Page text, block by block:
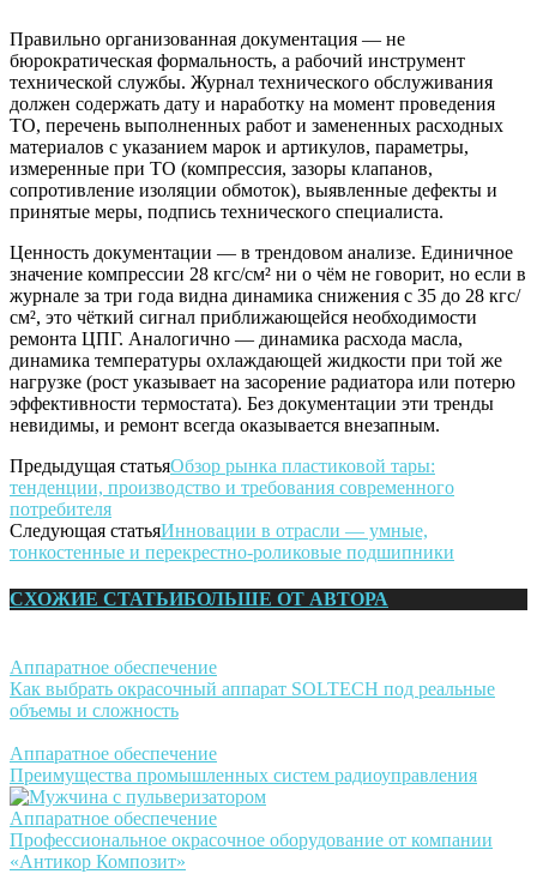
Правильно организованная документация — не
бюрократическая формальность, а рабочий инструмент
технической службы. Журнал технического обслуживания
должен содержать дату и наработку на момент проведения
ТО, перечень выполненных работ и замененных расходных
материалов с указанием марок и артикулов, параметры,
измеренные при ТО (компрессия, зазоры клапанов,
сопротивление изоляции обмоток), выявленные дефекты и
принятые меры, подпись технического специалиста.
Ценность документации — в трендовом анализе. Единичное
значение компрессии 28 кгс/см² ни о чём не говорит, но если в
журнале за три года видна динамика снижения с 35 до 28 кгс/
см², это чёткий сигнал приближающейся необходимости
ремонта ЦПГ. Аналогично — динамика расхода масла,
динамика температуры охлаждающей жидкости при той же
нагрузке (рост указывает на засорение радиатора или потерю
эффективности термостата). Без документации эти тренды
невидимы, и ремонт всегда оказывается внезапным.
Предыдущая статьяОбзор рынка пластиковой тары:
тенденции, производство и требования современного
потребителя
Следующая статьяИнновации в отрасли — умные,
тонкостенные и перекрестно-роликовые подшипники
СХОЖИЕ СТАТЬИБОЛЬШЕ ОТ АВТОРА
Аппаратное обеспечение
Как выбрать окрасочный аппарат SOLTECH под реальные
объемы и сложность
Аппаратное обеспечение
Преимущества промышленных систем радиоуправления
Аппаратное обеспечение
Профессиональное окрасочное оборудование от компании
«Антикор Композит»